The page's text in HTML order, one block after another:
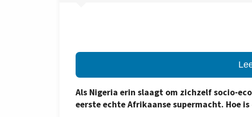
Als Nigeria erin slaagt om zichzelf socio-
eerste echte Afrikaanse supermacht. Hoe